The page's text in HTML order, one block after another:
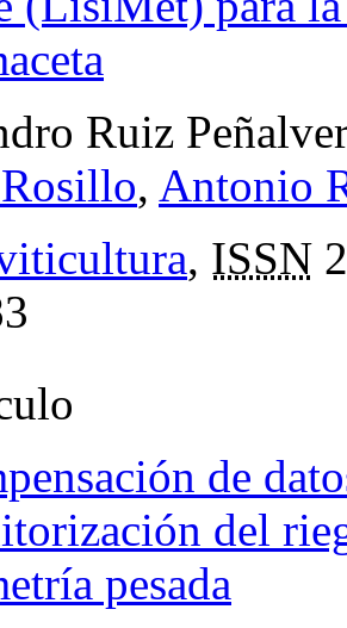
Ruiz
, Antonio
, ISSN
de
del
pesada